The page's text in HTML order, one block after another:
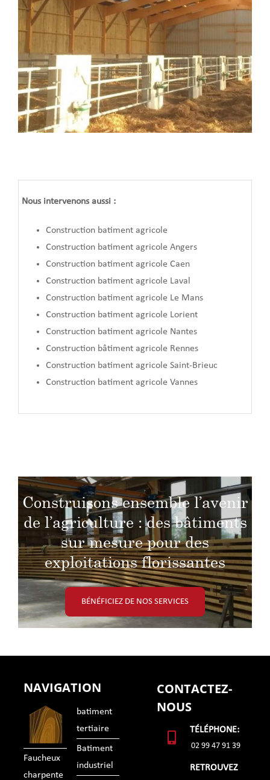
Nous intervenons aussi :
Construction batiment agricole
Construction batiment agricole Angers
Construction batiment agricole Caen
Construction batiment agricole Laval
Construction batiment agricole Le Mans
Construction batiment agricole Lorient
Construction batiment agricole Nantes
Construction bâtiment agricole Rennes
Construction batiment agricole Saint-Brieuc
Construction batiment agricole Vannes
Construisons ensemble l’avenir
de l’agriculture : des bâtiments
sur mesure pour des
exploitations florissantes
BÉNÉFICIEZ DE NOS SERVICES
NAVIGATION
Faucheux
charpente
batiment
tertiaire
Batiment
industriel
CONTACTEZ-
NOUS
TÉLÉPHONE:
02 99 47 91 39
RETROUVEZ